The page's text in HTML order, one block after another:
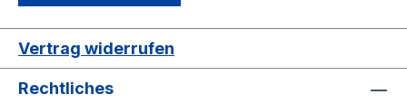
Vertrag widerrufen
Rechtliches